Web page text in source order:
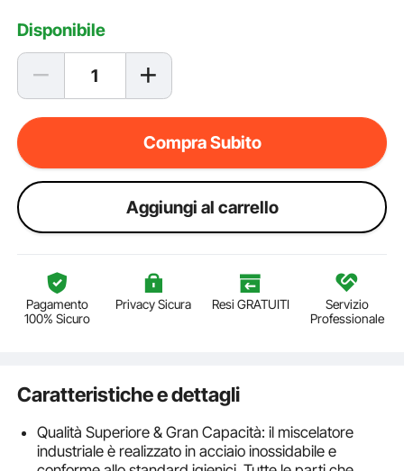
Disponibile
Compra Subito
Aggiungi al carrello
Pagamento
100% Sicuro
Privacy Sicura Resi GRATUITI
Servizio
Professionale
Caratteristiche e dettagli
Qualità Superiore & Gran Capacità: il miscelatore
industriale è realizzato in acciaio inossidabile e